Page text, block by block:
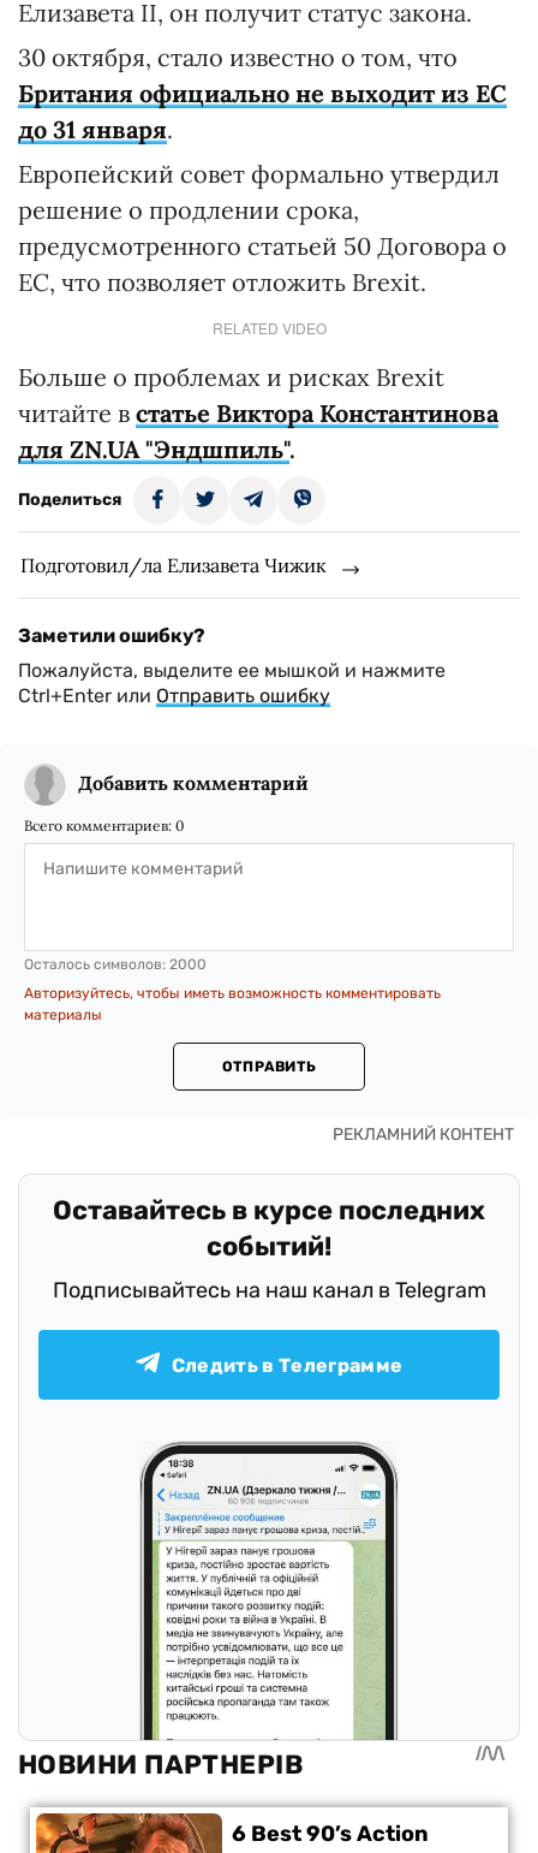
Елизавета II, он получит статус закона.
30 октября, стало известно о том, что
Британия официально не выходит из ЕС
до 31 января.
Европейский совет формально утвердил
решение о продлении срока,
предусмотренного статьей 50 Договора о
ЕС, что позволяет отложить Brexit.
RELATED VIDEO
Больше о проблемах и рисках Brexit
читайте в статье Виктора Константинова
для ZN.UA "Эндшпиль".
Поделиться
Подготовил/ла Елизавета Чижик
Заметили ошибку?
Пожалуйста, выделите ее мышкой и нажмите
Ctrl+Enter или Отправить ошибку
Добавить комментарий
Всего комментариев: 0
Осталось символов: 2000
Авторизуйтесь, чтобы иметь возможность комментировать
материалы
ОТПРАВИТЬ
Оставайтесь в курсе последних
событий!
Подписывайтесь на наш канал в Telegram
Следить в Телеграмме